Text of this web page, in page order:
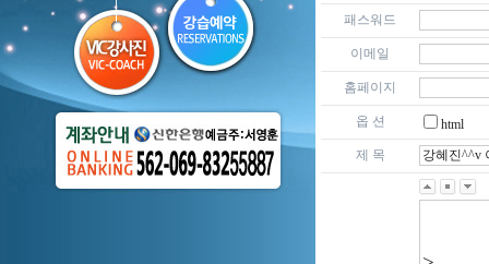
패스워드
이메일
홈페이지
옵 션
html
제 목